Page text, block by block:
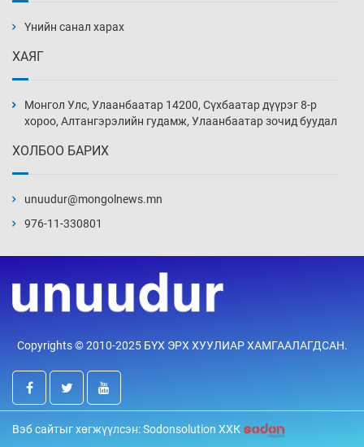
6 цаг 22 мин
6 цаг 52 мин
хэмжээг шинэчлэн тогтоох нь
7 цаг 52 мин
мөнгө, хүрэл медаль хүртэв
8 цаг 19 мин
Нөөцийн махны худалдаа, борлуулалтыг
хянах систем нэвтрүүлнэ
Үнийн санал харах
ХАЯГ
Монгол Улс, Улаанбаатар 14200, Сүхбаатар дүүрэг 8-р
хороо, Алтангэрэлийн гудамж, Улаанбаатар зочид буудал
ХОЛБОО БАРИХ
unuudur@mongolnews.mn
976-11-330801
Copyrights © 2010-2025 БҮХ ЭРХ ХУУЛИАР ХАМГААЛАГДСАН.
Вэб сайтыг хөгжүүлсэн: Sodonsolution ХХК